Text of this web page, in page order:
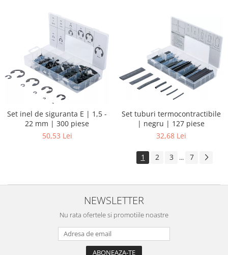
Set inel de siguranta E | 1,5 -
22 mm | 300 piese
50,53 Lei
Set tuburi termocontractibile
| negru | 127 piese
32,68 Lei
1 2 3 ... 7
NEWSLETTER
Nu rata ofertele si promotiile noastre